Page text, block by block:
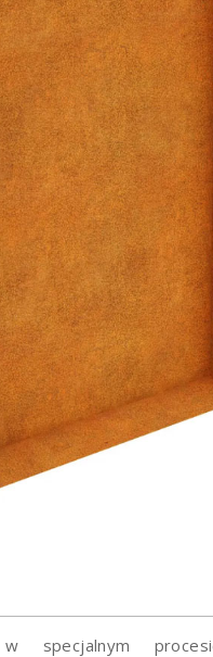
specjalnym